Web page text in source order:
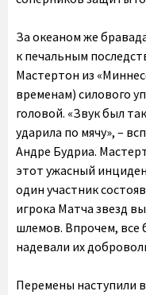
За океаном же
к печальным
Мастертон из
временам) силового
головой. «Звук был
ударила по мячу», –
Андре Будриа.
этот ужасный
один участник
игрока Матча звезд
шлемов. Впрочем, все
надевали их
Перемены наступили